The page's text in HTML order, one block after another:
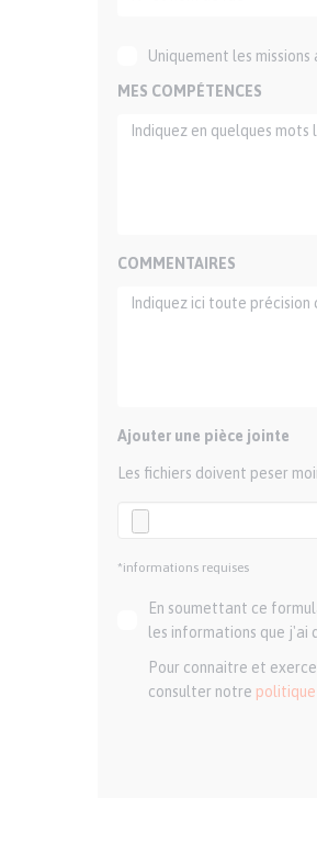
Uniquement les
MES COMPÉTENCES
COMMENTAIRES
Ajouter une pièce jointe
Les fichiers doivent peser
*informations requises
En soumettant ce
les informations que j'ai
Pour connaitre et
consulter notre politique